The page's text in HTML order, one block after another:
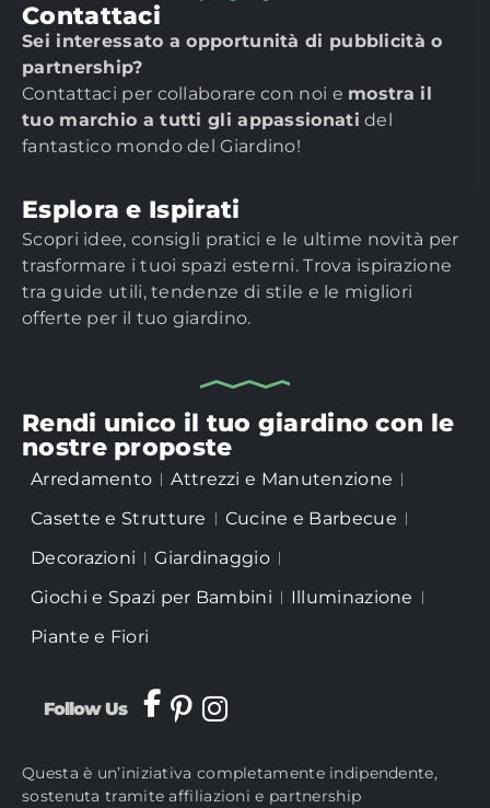
Contattaci
Sei interessato a opportunità di pubblicità o
partnership?
Contattaci per collaborare con noi e mostra il
tuo marchio a tutti gli appassionati del
fantastico mondo del Giardino!
Esplora e Ispirati
Scopri idee, consigli pratici e le ultime novità per
trasformare i tuoi spazi esterni. Trova ispirazione
tra guide utili, tendenze di stile e le migliori
offerte per il tuo giardino.
Rendi unico il tuo giardino con le
nostre proposte
Arredamento
Attrezzi e Manutenzione
Casette e Strutture
Cucine e Barbecue
Decorazioni
Giardinaggio
Giochi e Spazi per Bambini
Illuminazione
Piante e Fiori
Follow Us
Questa è un’iniziativa completamente indipendente,
sostenuta tramite affiliazioni e partnership